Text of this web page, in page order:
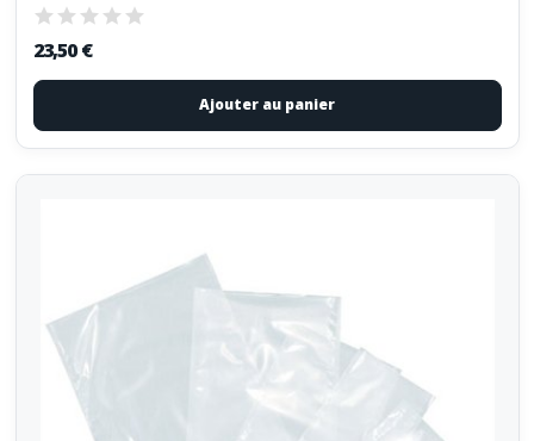
23,50 €
Ajouter au panier